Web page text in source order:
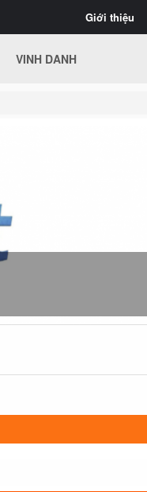
Giới thiệu
VINH DANH